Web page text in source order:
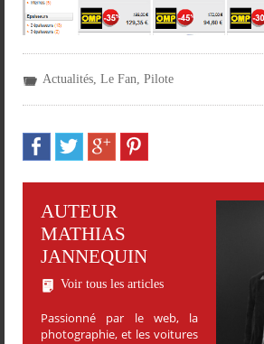
Actualités, Le Fan, Pilote
AUTEUR
MATHIAS
JANNEQUIN
Voir tous les articles
Passionné par le web, la
photographie, et les voitures